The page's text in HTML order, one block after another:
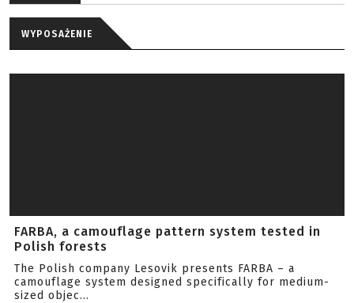
WYPOSAŻENIE
FARBA, a camouflage pattern system tested in
Polish forests
The Polish company Lesovik presents FARBA – a
camouflage system designed specifically for medium-
sized objec...